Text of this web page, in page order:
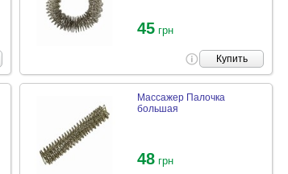
45 грн
Купить
Массажер Палочка
большая
48 грн